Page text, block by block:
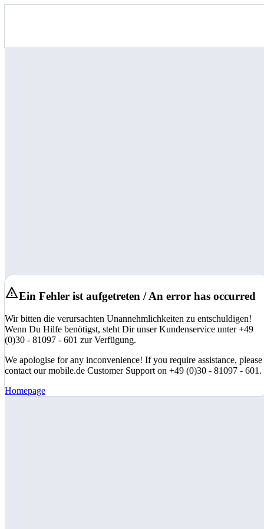
Ein Fehler ist aufgetreten / An error has occurred
Wir bitten die verursachten Unannehmlichkeiten zu entschuldigen!
Wenn Du Hilfe benötigst, steht Dir unser Kundenservice unter +49
(0)30 - 81097 - 601 zur Verfügung.
We apologise for any inconvenience! If you require assistance, please
contact our mobile.de Customer Support on +49 (0)30 - 81097 - 601.
Homepage